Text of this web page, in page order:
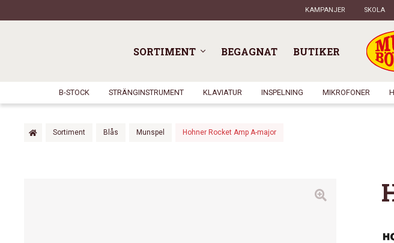
KAMPANJER SKOLA
SORTIMENT BEGAGNAT BUTIKER
B-STOCK STRÄNGINSTRUMENT KLAVIATUR INSPELNING MIKROFONER
Sortiment Blås Munspel Hohner Rocket Amp A-major